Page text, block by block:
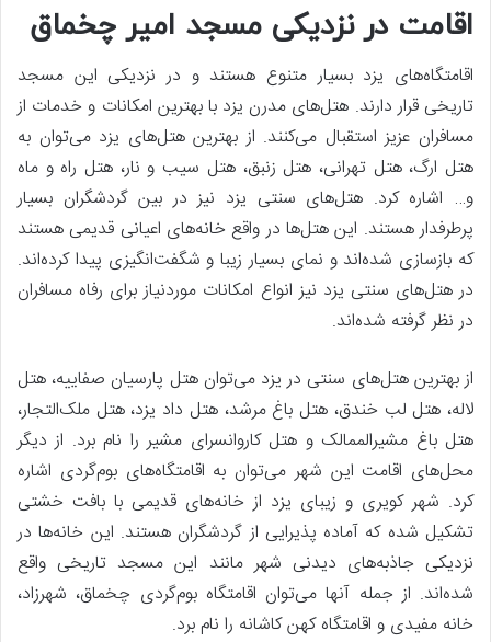
اقامت در نزدیکی مسجد امیر چخماق
اقامتگاه‌های یزد بسیار متنوع هستند و در نزدیکی این مسجد
تاریخی قرار دارند. هتل‌های مدرن یزد با بهترین امکانات و خدمات از
مسافران عزیز استقبال می‌کنند. از بهترین هتل‌های یزد می‌توان به
هتل ارگ، هتل تهرانی، هتل زنبق، هتل سیب و نار، هتل راه و ماه
و… اشاره کرد. هتل‌های سنتی یزد نیز در بین گردشگران بسیار
پرطرفدار هستند. این هتل‌ها در واقع خانه‌های اعیانی قدیمی هستند
که بازسازی شده‌اند و نمای بسیار زیبا و شگفت‌انگیزی پیدا کرده‌اند.
در هتل‌های سنتی یزد نیز انواع امکانات موردنیاز برای رفاه مسافران
در نظر گرفته شده‌اند.
از بهترین هتل‌های سنتی در یزد می‌توان هتل پارسیان صفاییه، هتل
لاله، هتل لب خندق، هتل باغ مرشد، هتل داد یزد، هتل ملک‌التجار،
هتل باغ مشیرالممالک و هتل کاروانسرای مشیر را نام برد. از دیگر
محل‌های اقامت این شهر می‌توان به اقامتگاه‌های بوم‌گردی اشاره
کرد. شهر کویری و زیبای یزد از خانه‌های قدیمی با بافت خشتی
تشکیل شده که آماده پذیرایی از گردشگران هستند. این خانه‌ها در
نزدیکی جاذبه‌های دیدنی شهر مانند این مسجد تاریخی واقع
شده‌اند. از جمله آنها می‌توان اقامتگاه بوم‌گردی چخماق، شهرزاد،
خانه مفیدی و اقامتگاه کهن کاشانه را نام برد.